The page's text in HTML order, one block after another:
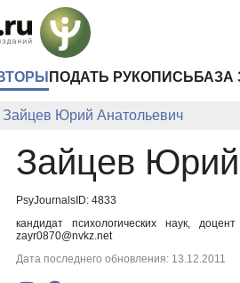
ПОДАТЬ РУКОПИСЬ БАЗА
Зайцев Юрий Анатольевич
Зайцев Юрий
PsyJournalsID: 4833
кандидат психологических наук,
zayr0870@nvkz.net
Дата последнего обновления: 13.12.2011